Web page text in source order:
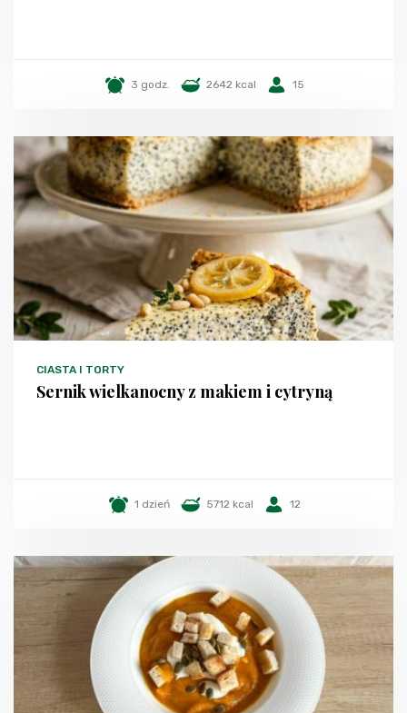
3 godz. 2642 kcal 15
CIASTA I TORTY
Sernik wielkanocny z makiem i cytryną
1 dzień 5712 kcal 12